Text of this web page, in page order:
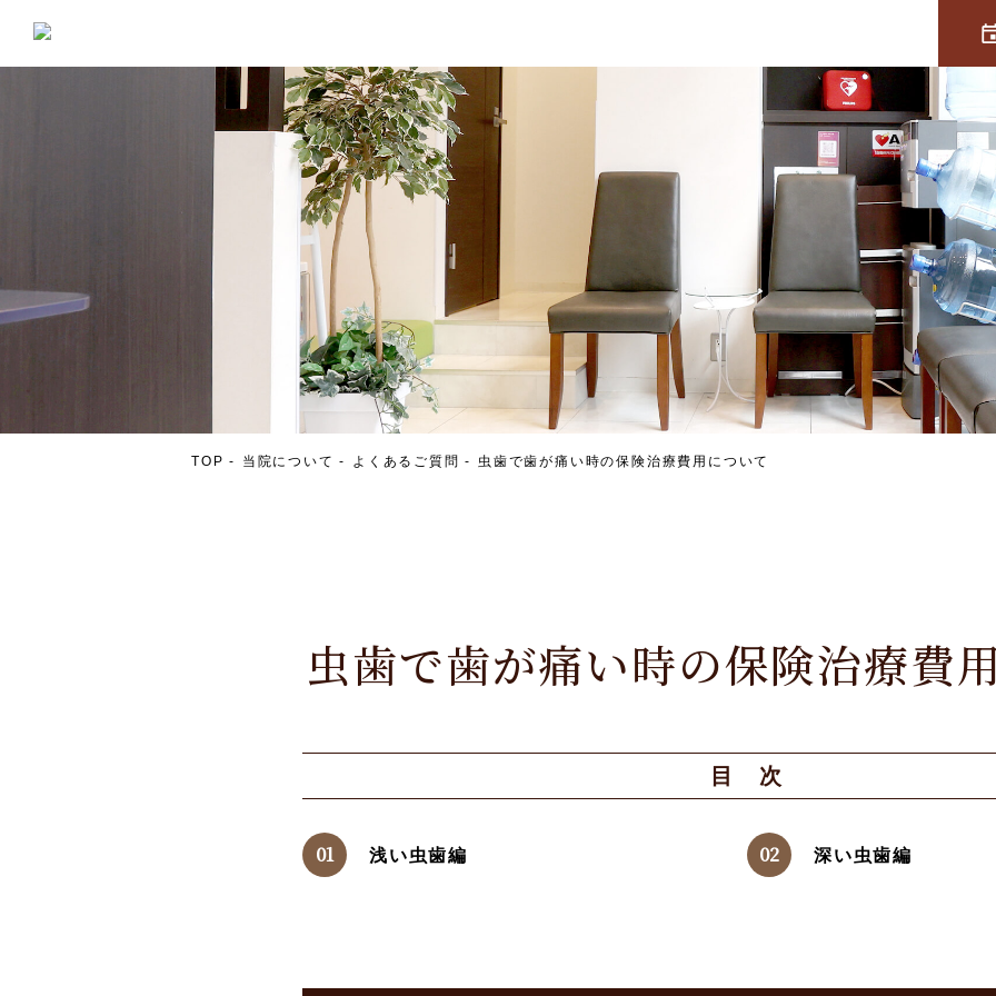
TOP 当院について よくあるご質問 虫歯で歯が痛い時の保険治療費用について
虫歯で歯が痛い時の保険治療費
目 次
浅い虫歯編 深い虫歯編